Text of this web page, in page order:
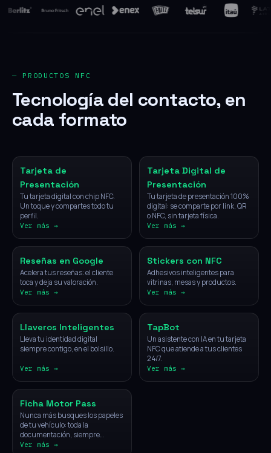
— PRODUCTOS NFC
Tecnología del contacto, en
cada formato
Tarjeta de
Presentación
Tu tarjeta digital con chip NFC.
Un toque y compartes todo tu
perfil.
Ver más →
Tarjeta Digital de
Presentación
Tu tarjeta de presentación 100%
digital: se comparte por link, QR
o NFC, sin tarjeta física.
Ver más →
NFC
Reseñas en Google
Acelera tus reseñas: el cliente
toca y deja su valoración.
Ver más →
NFC
Stickers con NFC
Adhesivos inteligentes para
vitrinas, mesas y productos.
Ver más →
NFC
Llaveros Inteligentes
Lleva tu identidad digital
siempre contigo, en el bolsillo.
Ver más →
IA
TapBot
Un asistente con IA en tu tarjeta
NFC que atiende a tus clientes
24/7.
Ver más →
Vehículos
Ficha Motor Pass
Nunca más busques los papeles
de tu vehículo: toda la
documentación, siempre
disponible con un solo toque.
Ver más →